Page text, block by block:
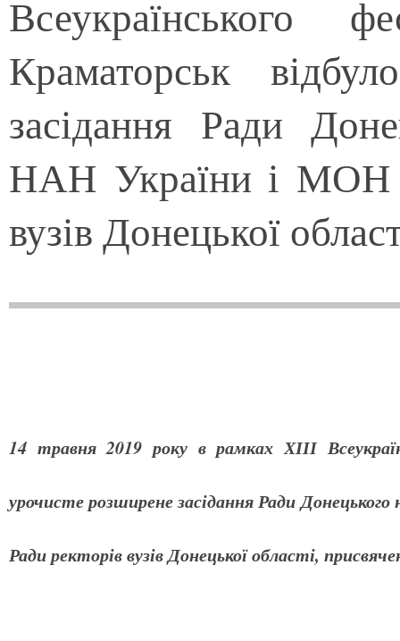
Краматорськ
засідання Ради
НАН України і МОН
вузів Донецької
14 травня 2019 року в рамках ХІІІ
урочисте розширене засідання Ради
Ради ректорів вузів Донецької області,